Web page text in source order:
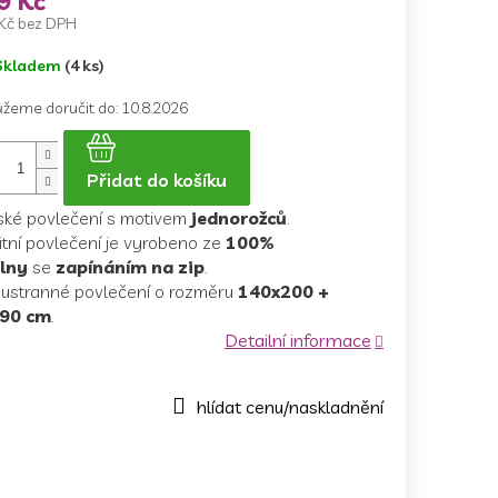
bez DPH
(4 ks)
doručit do: 10.8.2026
Přidat do košíku
povlečení s motivem jednorožců.
povlečení je vyrobeno ze 100%
se zapínáním na zip.
povlečení o rozměru 140x200 +
cm.
Detailní informace